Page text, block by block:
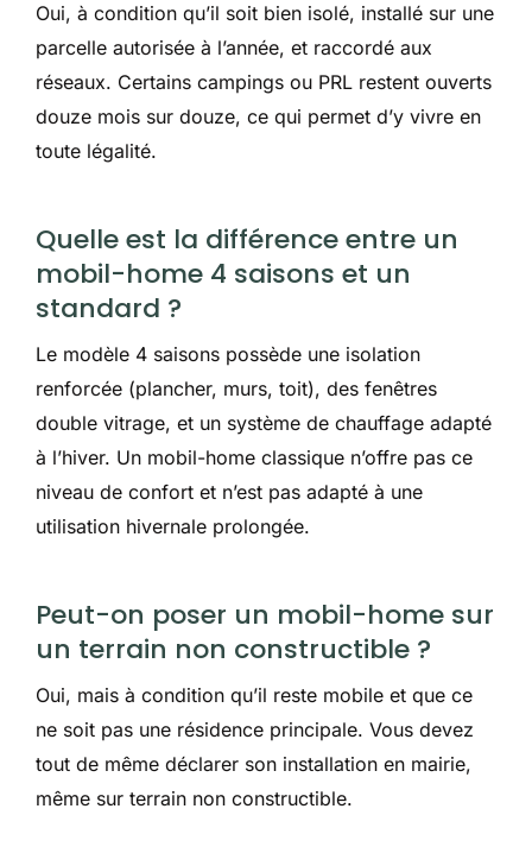
Oui, à condition qu’il soit bien isolé, installé sur une
parcelle autorisée à l’année, et raccordé aux
réseaux. Certains campings ou PRL restent ouverts
douze mois sur douze, ce qui permet d’y vivre en
toute légalité.
Quelle est la différence entre un
mobil-home 4 saisons et un
standard ?
Le modèle 4 saisons possède une isolation
renforcée (plancher, murs, toit), des fenêtres
double vitrage, et un système de chauffage adapté
à l’hiver. Un mobil-home classique n’offre pas ce
niveau de confort et n’est pas adapté à une
utilisation hivernale prolongée.
Peut-on poser un mobil-home sur
un terrain non constructible ?
Oui, mais à condition qu’il reste mobile et que ce
ne soit pas une résidence principale. Vous devez
tout de même déclarer son installation en mairie,
même sur terrain non constructible.